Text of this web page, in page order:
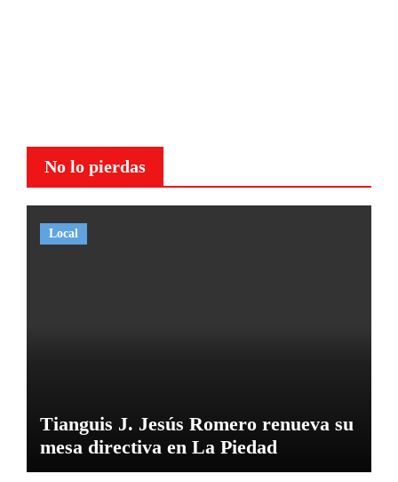
No lo pierdas
Local
Tianguis J. Jesús Romero renueva su
mesa directiva en La Piedad